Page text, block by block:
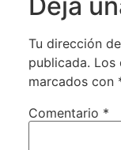
Tu dirección
publicada. Los
marcados con
Comentario *